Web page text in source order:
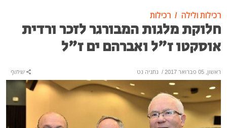
רכילות ולילה רכילות
חלוקת מלגות המבורגר לזכר ורדית
אוסקטו ז"ל ואברהם ים ז"ל
ראשון, 05 פברואר 2017 / נתניה נט שיתוף